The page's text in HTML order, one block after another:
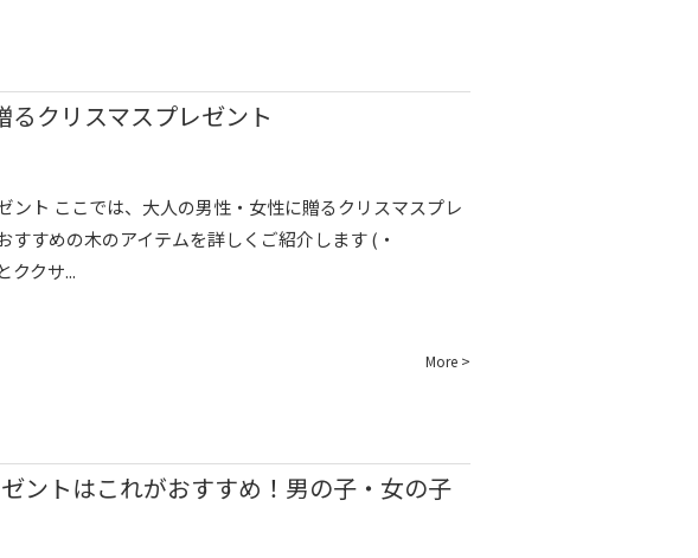
るクリスマスプレゼント
ント ここでは、大人の男性・女性に贈るクリスマスプレ
すすめの木のアイテムを詳しくご紹介します (・
クサ...
More >
ントはこれがおすすめ！男の子・女の子